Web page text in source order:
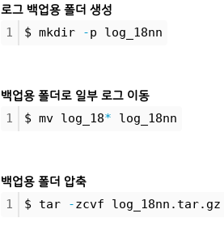
로그 백업용 폴더 생성
1 $ mkdir -p log_18nn
백업용 폴더로 일부 로그 이동
1 $ mv log_18* log_18nn
백업용 폴더 압축
1 $ tar -zcvf log_18nn.tar.gz